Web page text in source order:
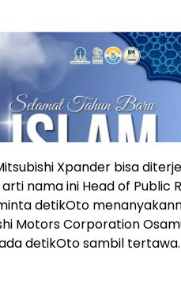
Xpander bisa
arti nama ini Head of
detikOto
Motors Corporation
detikOto sambil tertawa.